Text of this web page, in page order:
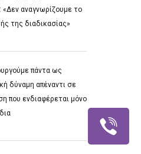
«Δεν αναγνωρίζουμε το
της διαδικασίας»
πάντα ως
δύναμη απέναντι σε
που ενδιαφέρεται μόνο